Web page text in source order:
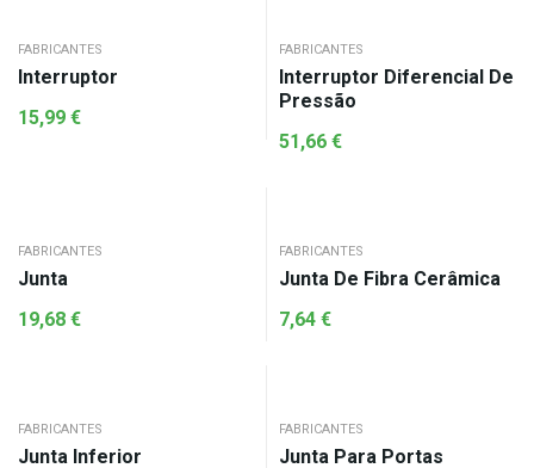
FABRICANTES
Interruptor
15,99 €
FABRICANTES
Interruptor Diferencial De
Pressão
51,66 €
FABRICANTES
Junta
19,68 €
FABRICANTES
Junta De Fibra Cerâmica
7,64 €
FABRICANTES
Junta Inferior
FABRICANTES
Junta Para Portas